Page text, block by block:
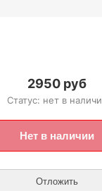
2950 руб
Статус: нет в